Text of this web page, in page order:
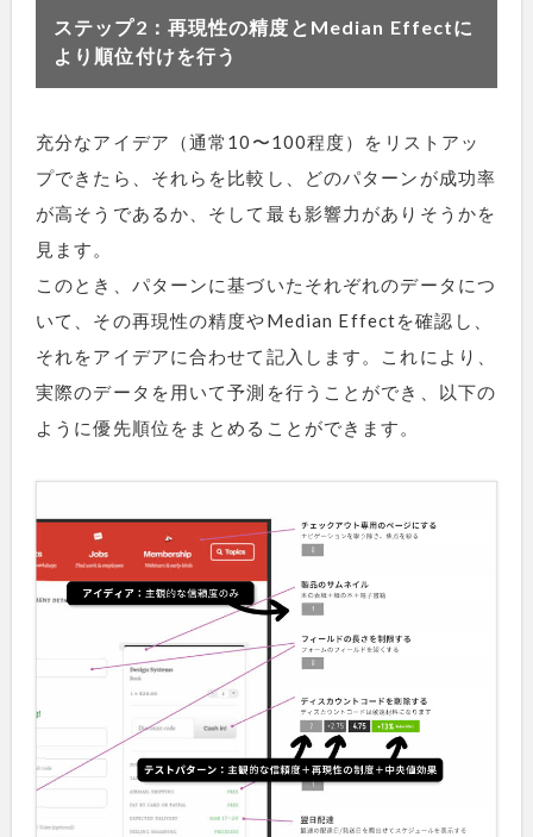
ステップ2：再現性の精度とMedian Effectに
より順位付けを行う
充分なアイデア（通常10〜100程度）をリストアッ
プできたら、それらを比較し、どのパターンが成功率
が高そうであるか、そして最も影響力がありそうかを
見ます。
このとき、パターンに基づいたそれぞれのデータにつ
いて、その再現性の精度やMedian Effectを確認し、
それをアイデアに合わせて記入します。これにより、
実際のデータを用いて予測を行うことができ、以下の
ように優先順位をまとめることができます。